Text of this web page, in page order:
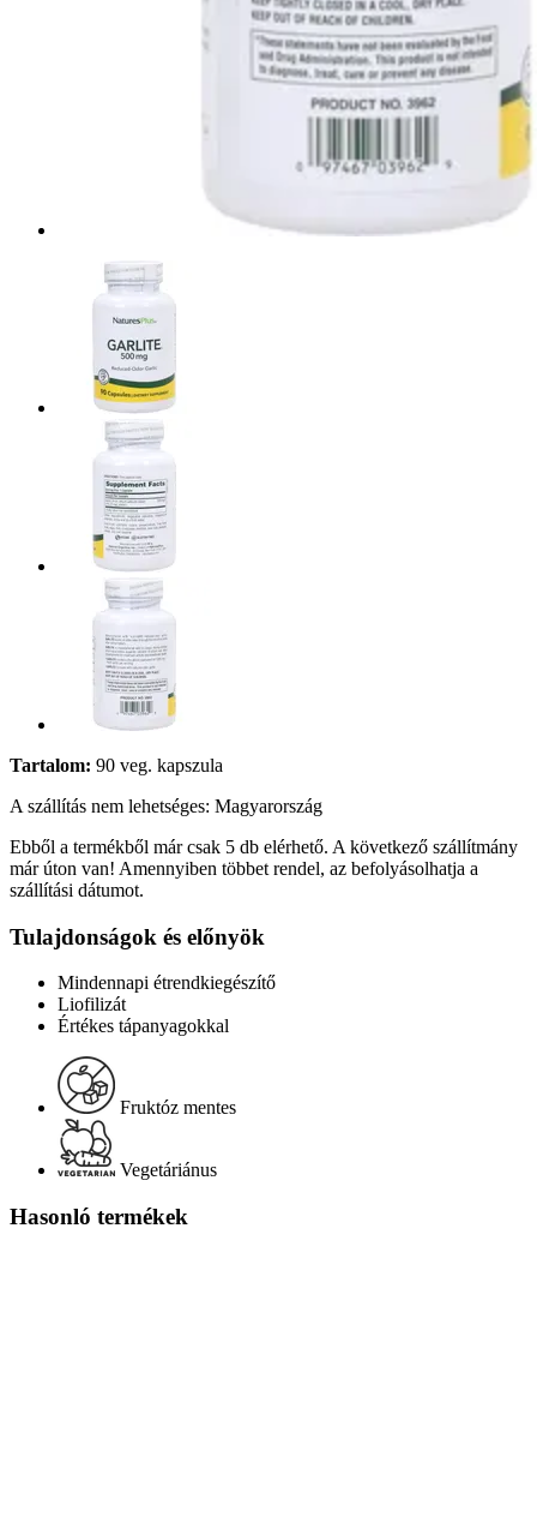
Tartalom: 90 veg. kapszula
A szállítás nem lehetséges: Magyarország
Ebből a termékből már csak 5 db elérhető. A következő szállítmány
már úton van! Amennyiben többet rendel, az befolyásolhatja a
szállítási dátumot.
Tulajdonságok és előnyök
Mindennapi étrendkiegészítő
Liofilizát
Értékes tápanyagokkal
Fruktóz mentes
Vegetáriánus
Hasonló termékek